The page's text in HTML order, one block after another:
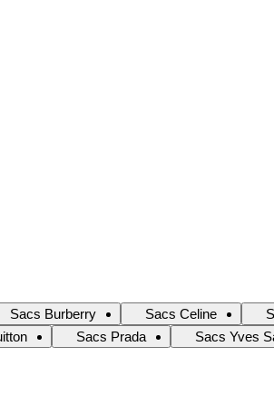
Sacs Burberry Sacs Celine
Sacs Prada Sacs Yves